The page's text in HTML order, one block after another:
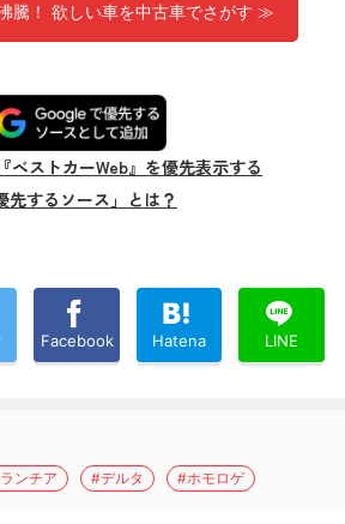
騰！ 欲しい車を中古車でさがす ≫
ベストカーWeb』を優先表示する
先するソース」とは？
Facebook Hatena LINE
ンチア #デルタ #ホモロゲ